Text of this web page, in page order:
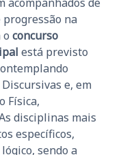
na
concurso
está previsto
e, em
Física,
disciplinas mais
específicos,
sendo a